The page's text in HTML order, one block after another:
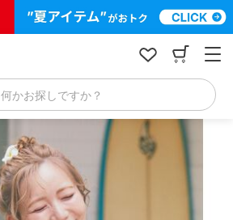
何かお探しですか？